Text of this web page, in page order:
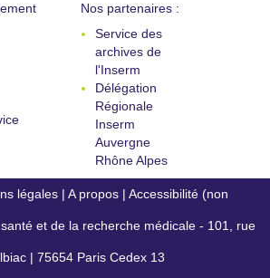
Nos partenaires :
Service des
archives de
l'Inserm
Délégation
Régionale
Inserm
Auvergne
Rhône Alpes
légales | A propos | Accessibilité (non
conforme)
et de la recherche médicale - 101, rue
| 75654 Paris Cedex 13